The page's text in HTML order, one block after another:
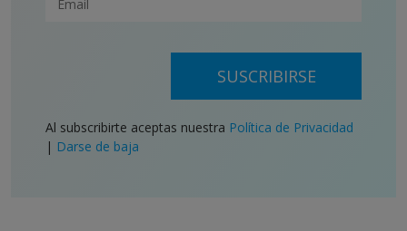
SUSCRIBIRSE
Al subscribirte aceptas nuestra Política de Privacidad
| Darse de baja